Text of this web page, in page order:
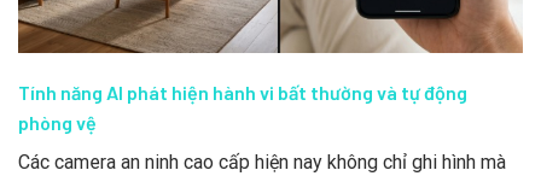
Tính năng AI phát hiện hành vi bất thường và tự động
phòng vệ
Các camera an ninh cao cấp hiện nay không chỉ ghi hình mà